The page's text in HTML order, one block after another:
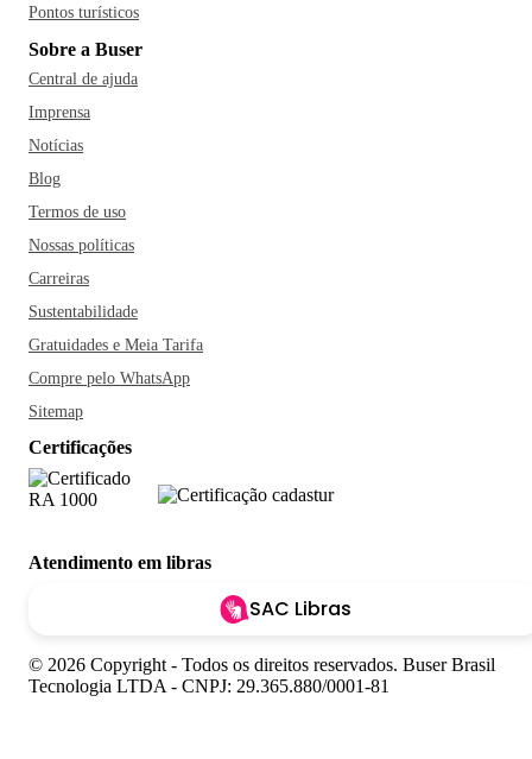
Pontos turísticos
Sobre a Buser
Central de ajuda
Imprensa
Notícias
Blog
Termos de uso
Nossas políticas
Carreiras
Sustentabilidade
Gratuidades e Meia Tarifa
Compre pelo WhatsApp
Sitemap
Certificações
Atendimento em libras
SAC Libras
© 2026 Copyright - Todos os direitos reservados. Buser Brasil
Tecnologia LTDA - CNPJ: 29.365.880/0001-81